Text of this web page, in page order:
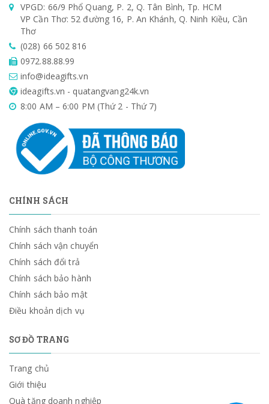
VPGD: 66/9 Phổ Quang, P. 2, Q. Tân Bình, Tp. HCM
VP Cần Thơ: 52 đường 16, P. An Khánh, Q. Ninh Kiều, Cần
Thơ
(028) 66 502 816
0972.88.88.99
info@ideagifts.vn
ideagifts.vn - quatangvang24k.vn
8:00 AM – 6:00 PM (Thứ 2 - Thứ 7)
CHÍNH SÁCH
Chính sách thanh toán
Chính sách vận chuyển
Chính sách đổi trả
Chính sách bảo hành
Chính sách bảo mật
Điều khoản dịch vụ
SƠ ĐỒ TRANG
Trang chủ
Giới thiệu
Quà tặng doanh nghiệp